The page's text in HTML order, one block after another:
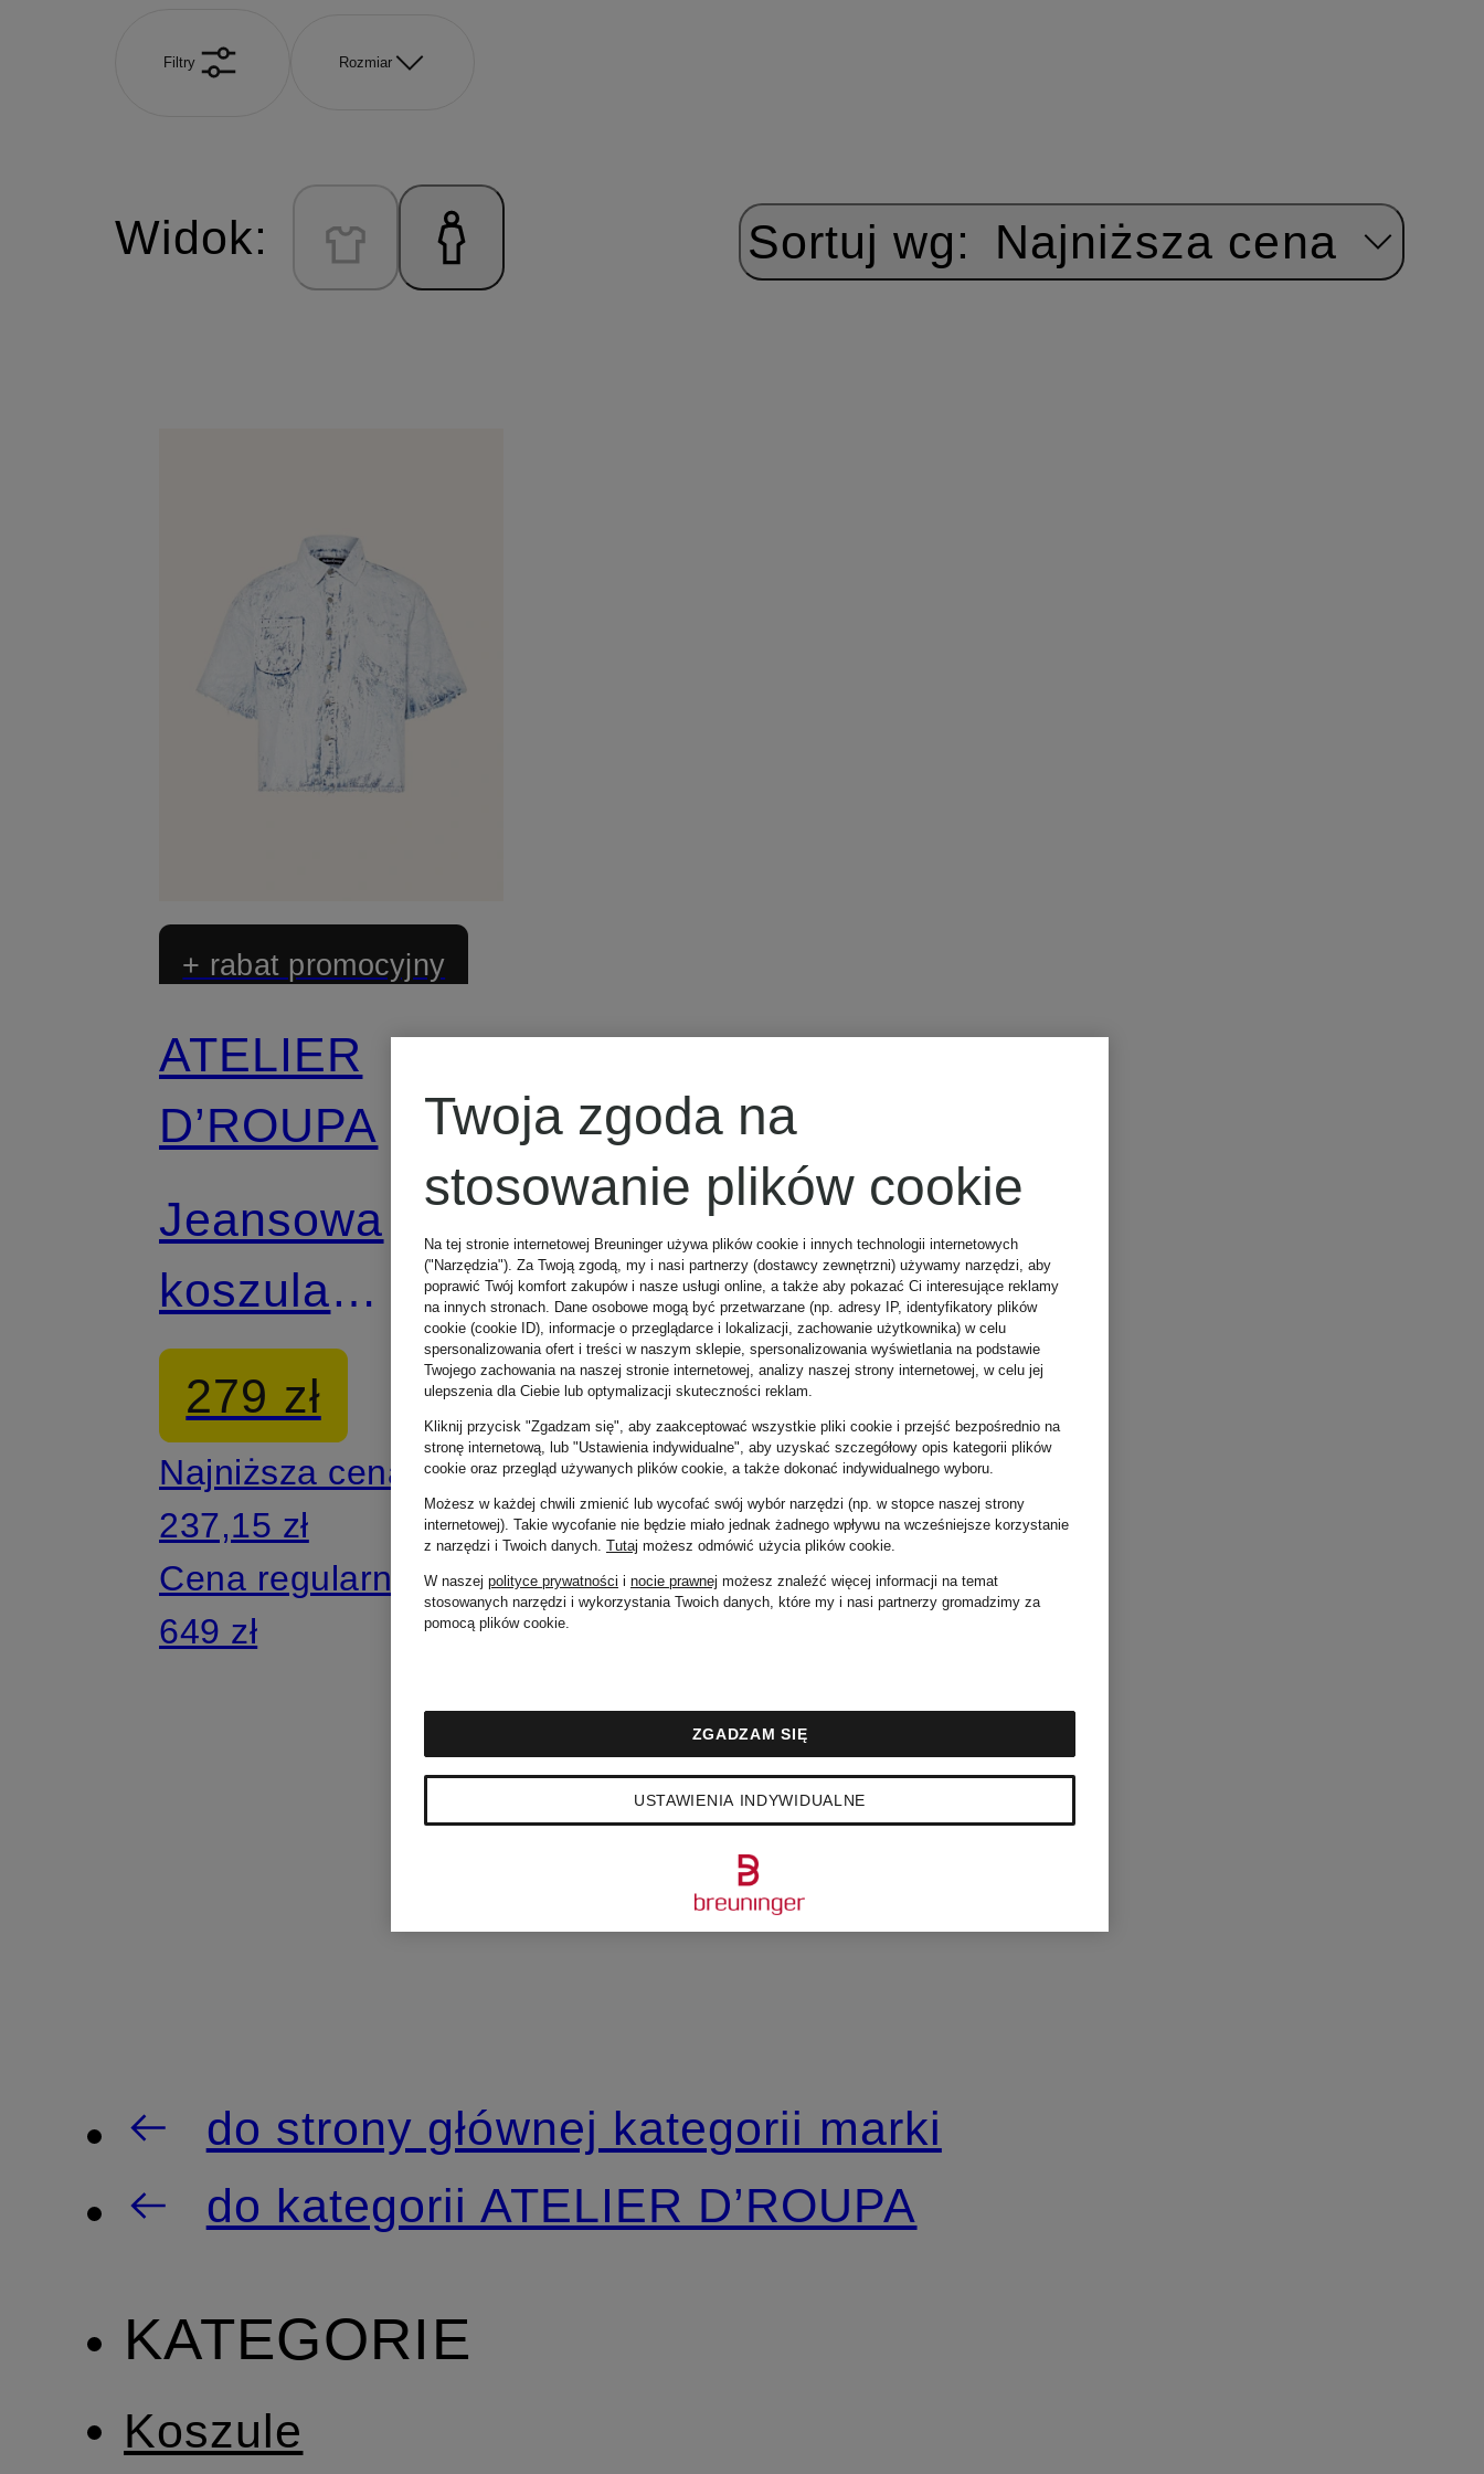
Filtry Rozmiar
Widok: Sortuj wg: Najniższa cena
+ rabat promocyjny
ATELIER
D’ROUPA
Jeansowa
koszula
wierzchnia
SURVIVOR
279 zł
Najniższa cena:
237,15 zł
Cena regularna:
649 zł
do strony głównej kategorii marki
do kategorii ATELIER D’ROUPA
KATEGORIE
Koszule
Twoja zgoda na
stosowanie plików cookie
Na tej stronie internetowej Breuninger używa plików cookie i innych technologii internetowych
("Narzędzia"). Za Twoją zgodą, my i nasi partnerzy (dostawcy zewnętrzni) używamy narzędzi, aby
poprawić Twój komfort zakupów i nasze usługi online, a także aby pokazać Ci interesujące reklamy
na innych stronach. Dane osobowe mogą być przetwarzane (np. adresy IP, identyfikatory plików
cookie (cookie ID), informacje o przeglądarce i lokalizacji, zachowanie użytkownika) w celu
spersonalizowania ofert i treści w naszym sklepie, spersonalizowania wyświetlania na podstawie
Twojego zachowania na naszej stronie internetowej, analizy naszej strony internetowej, w celu jej
ulepszenia dla Ciebie lub optymalizacji skuteczności reklam.
Kliknij przycisk "Zgadzam się", aby zaakceptować wszystkie pliki cookie i przejść bezpośrednio na
stronę internetową, lub "Ustawienia indywidualne", aby uzyskać szczegółowy opis kategorii plików
cookie oraz przegląd używanych plików cookie, a także dokonać indywidualnego wyboru.
Możesz w każdej chwili zmienić lub wycofać swój wybór narzędzi (np. w stopce naszej strony
internetowej). Takie wycofanie nie będzie miało jednak żadnego wpływu na wcześniejsze korzystanie
z narzędzi i Twoich danych. Tutaj możesz odmówić użycia plików cookie.
W naszej polityce prywatności i nocie prawnej możesz znaleźć więcej informacji na temat
stosowanych narzędzi i wykorzystania Twoich danych, które my i nasi partnerzy gromadzimy za
pomocą plików cookie.
USTAWIENIA INDYWIDUALNE
ZGADZAM SIĘ